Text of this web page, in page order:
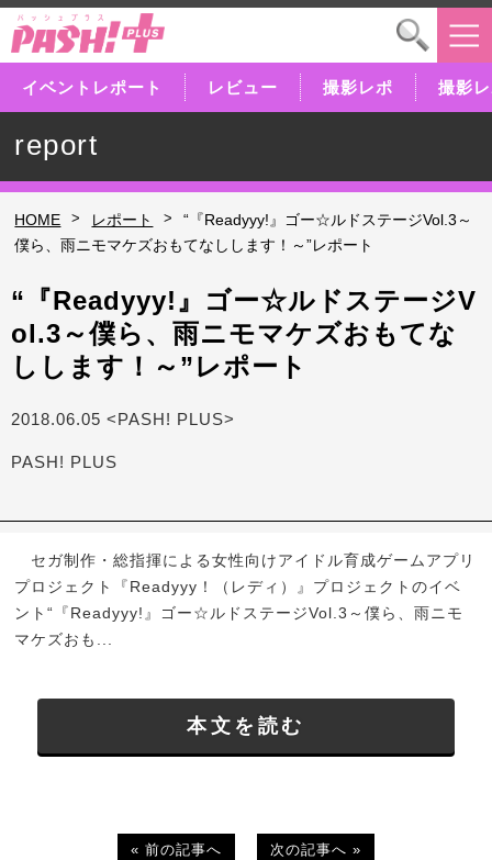
イベントレポート レビュー 撮影レポ 撮影
report
HOME > レポート >
“『Readyyy!』ゴー☆ルドステージVol.3～
僕ら、雨ニモマケズおもてなしします！～”レポート
“『Readyyy!』ゴー☆ルドステージV
ol.3～僕ら、雨ニモマケズおもてな
しします！～”レポート
2018.06.05 <PASH! PLUS>
PASH! PLUS
セガ制作・総指揮による女性向けアイドル育成ゲームアプリ
プロジェクト『Readyyy！（レディ）』プロジェクトのイベ
ント“『Readyyy!』ゴー☆ルドステージVol.3～僕ら、雨ニモ
マケズおも...
本文を読む
« 前の記事へ 次の記事へ »